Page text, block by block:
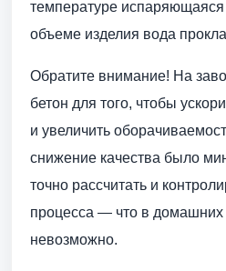
температуре
объеме изделия вода
Обратите внимание! На
бетон для того, чтобы
и увеличить
снижение качества было
точно рассчитать и
процесса — что в домашних
невозможно.